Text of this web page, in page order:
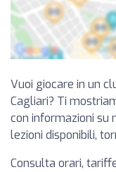
Vuoi giocare in un
Cagliari? Ti
con informazioni su
lezioni disponibili,
Consulta orari,